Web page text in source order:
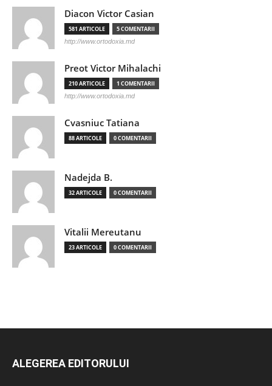
Diacon Victor Casian
581 ARTICOLE 5 COMENTARII
http://www.ortodoxia.md
Preot Victor Mihalachi
210 ARTICOLE 1 COMENTARII
http://www.ortodoxia.md
Cvasniuc Tatiana
88 ARTICOLE 0 COMENTARII
Nadejda B.
32 ARTICOLE 0 COMENTARII
Vitalii Mereutanu
23 ARTICOLE 0 COMENTARII
ALEGEREA EDITORULUI